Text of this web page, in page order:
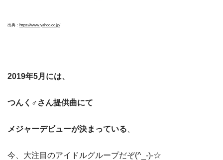
出典： https://www.yahoo.co.jp/
2019年5月には、
つんく♂さん提供曲にて
メジャーデビューが決まっている
今、大注目のアイドルグループだぞ(^_-)-☆